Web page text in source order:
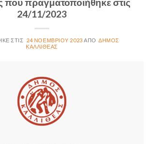
που πραγματοποιήθηκε στις
24/11/2023
24 ΝΟΕΜΒΡΊΟΥ 2023
ΔΉΜΟΣ
ΚΑΛΛΙΘΈΑΣ